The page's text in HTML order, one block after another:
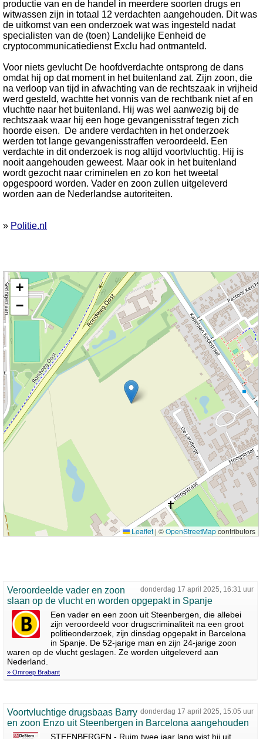
productie van en de handel in meerdere soorten drugs en
witwassen zijn in totaal 12 verdachten aangehouden. Dit was
de uitkomst van een onderzoek wat was ingesteld nadat
specialisten van de (toen) Landelijke Eenheid de
cryptocommunicatiedienst Exclu had ontmanteld.
Voor niets gevlucht De hoofdverdachte ontsprong de dans
omdat hij op dat moment in het buitenland zat. Zijn zoon, die
na verloop van tijd in afwachting van de rechtszaak in vrijheid
werd gesteld, wachtte het vonnis van de rechtbank niet af en
vluchtte naar het buitenland. Hij was wel aanwezig bij de
rechtszaak waar hij een hoge gevangenisstraf tegen zich
hoorde eisen. De andere verdachten in het onderzoek
werden tot lange gevangenisstraffen veroordeeld. Een
verdachte in dit onderzoek is nog altijd voortvluchtig. Hij is
nooit aangehouden geweest. Maar ook in het buitenland
wordt gezocht naar criminelen en zo kon het tweetal
opgespoord worden. Vader en zoon zullen uitgeleverd
worden aan de Nederlandse autoriteiten.
» Politie.nl
Kaart nieuws Steenbergen. Locatie nieuws: 51.57652 / 4.32524
+
−
Leaflet | ©OpenStreetMapcontributors
donderdag 17 april 2025, 16:31 uur
Veroordeelde vader en zoon
slaan op de vlucht en worden opgepakt in Spanje
Een vader en een zoon uit Steenbergen, die allebei
zijn veroordeeld voor drugscriminaliteit na een groot
politieonderzoek, zijn dinsdag opgepakt in Barcelona
in Spanje. De 52-jarige man en zijn 24-jarige zoon
waren op de vlucht geslagen. Ze worden uitgeleverd aan
Nederland.
» Omroep Brabant
donderdag 17 april 2025, 15:05 uur
Voortvluchtige drugsbaas Barry
en zoon Enzo uit Steenbergen in Barcelona aangehouden
STEENBERGEN - Ruim twee jaar lang wist hij uit